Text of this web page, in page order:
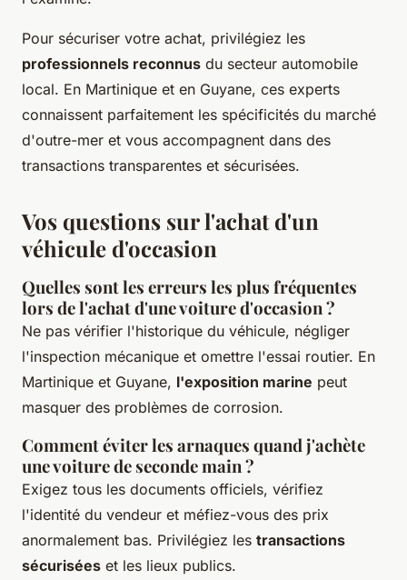
Pour sécuriser votre achat, privilégiez les
professionnels reconnus du secteur automobile
local. En Martinique et en Guyane, ces experts
connaissent parfaitement les spécificités du marché
d'outre-mer et vous accompagnent dans des
transactions transparentes et sécurisées.
Vos questions sur l'achat d'un
véhicule d'occasion
Quelles sont les erreurs les plus fréquentes
lors de l'achat d'une voiture d'occasion ?
Ne pas vérifier l'historique du véhicule, négliger
l'inspection mécanique et omettre l'essai routier. En
Martinique et Guyane, l'exposition marine peut
masquer des problèmes de corrosion.
Comment éviter les arnaques quand j'achète
une voiture de seconde main ?
Exigez tous les documents officiels, vérifiez
l'identité du vendeur et méfiez-vous des prix
anormalement bas. Privilégiez les transactions
sécurisées et les lieux publics.